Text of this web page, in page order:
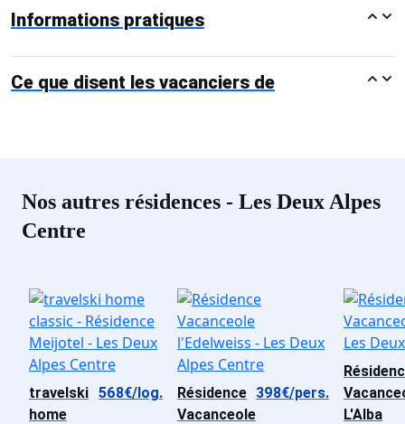
Informations pratiques
Ce que disent les vacanciers de
Nos autres résidences - Les Deux Alpes
Centre
travelski
home
568€/log.
Résidence
Vacanceole
398€/pers.
L'Alba